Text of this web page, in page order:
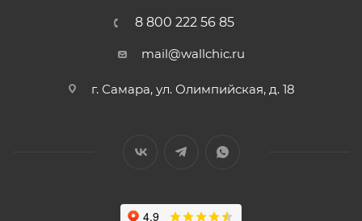
8 800 222 56 85
mail@wallchic.ru
г. Самара, ул. Олимпийская, д. 18